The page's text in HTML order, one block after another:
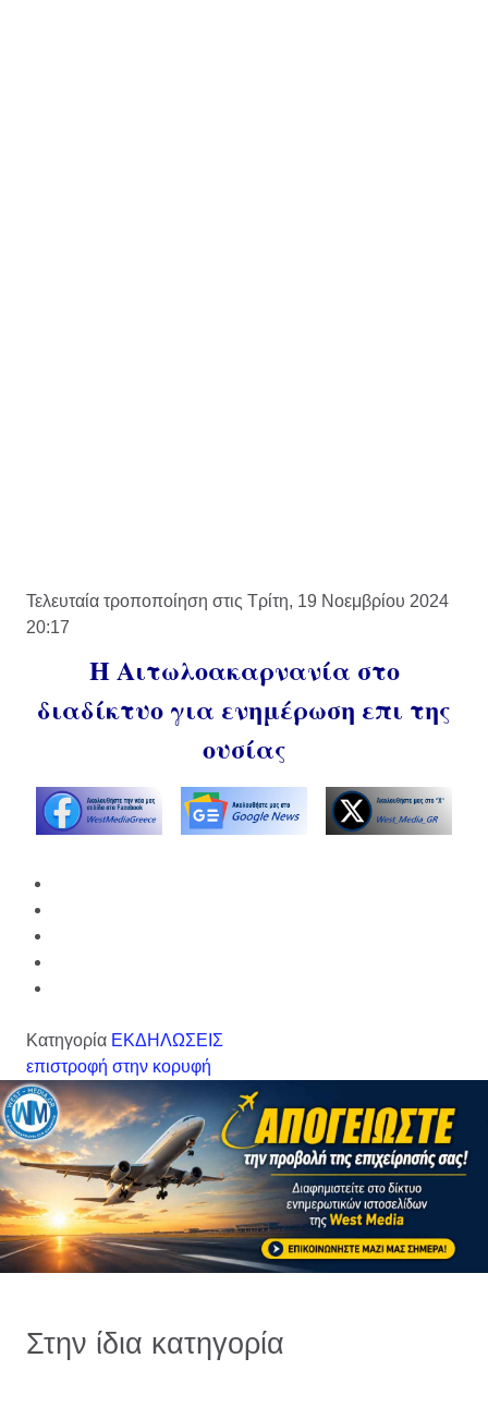
Τελευταία τροποποίηση στις Τρίτη, 19 Νοεμβρίου 2024
20:17
Η Αιτωλοακαρνανία στο
διαδίκτυο για ενημέρωση επι της
ουσίας
Κατηγορία ΕΚΔΗΛΩΣΕΙΣ
επιστροφή στην κορυφή
Στην ίδια κατηγορία